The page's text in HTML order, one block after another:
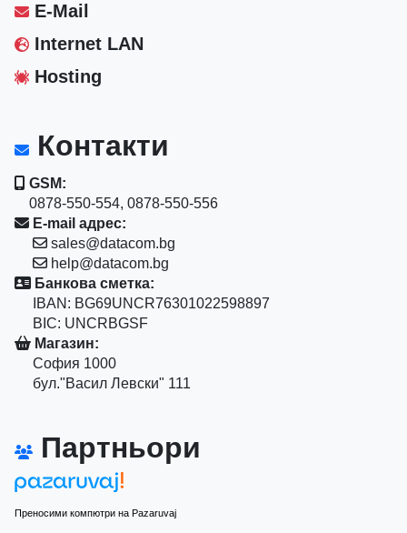
E-Mail
Internet LAN
Hosting
Контакти
GSM:
0878-550-554, 0878-550-556
E-mail адрес:
sales@datacom.bg
help@datacom.bg
Банкова сметка:
IBAN: BG69UNCR76301022598897
BIC: UNCRBGSF
Магазин:
София 1000
бул."Васил Левски" 111
Партньори
Преносими компютри на Pazaruvaj